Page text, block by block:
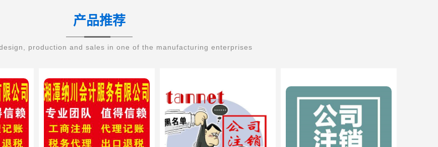
产品推荐
production and sales in one of the manufacturing enterprises